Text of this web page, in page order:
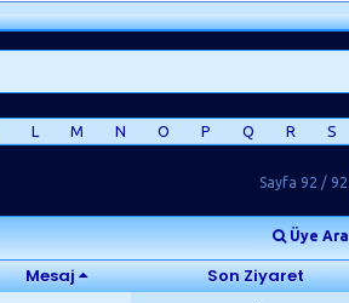
L M N O P Q R S
Sayfa 92 / 92
Üye Ara
Mesaj Son Ziyaret